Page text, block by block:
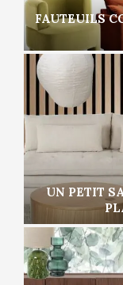
FAUTEUILS
UN PETIT